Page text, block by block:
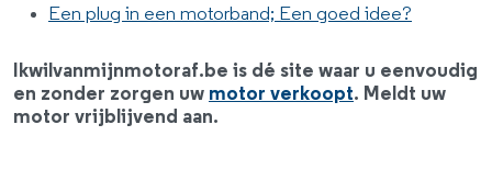
Een plug in een motorband; Een goed idee?
Ikwilvanmijnmotoraf.be is dé site waar u eenvoudig
en zonder zorgen uw motor verkoopt. Meldt uw
motor vrijblijvend aan.